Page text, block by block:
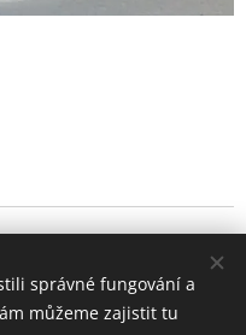
Cookies
správné fungování a
můžeme zajistit tu